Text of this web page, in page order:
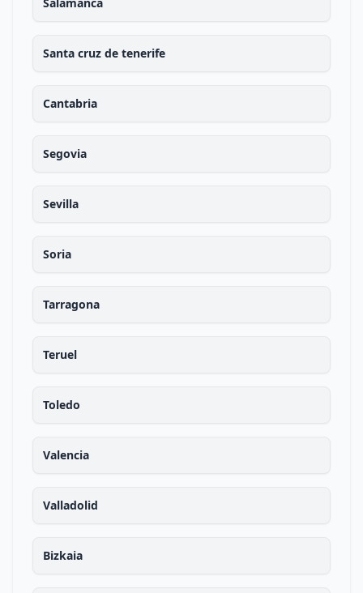
Santa cruz de tenerife
Cantabria
Segovia
Sevilla
Soria
Tarragona
Teruel
Toledo
Valencia
Valladolid
Bizkaia